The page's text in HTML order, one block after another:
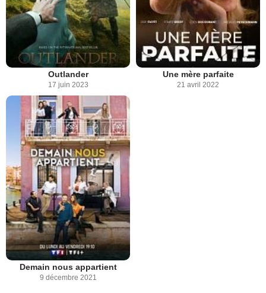
Outlander
17 juin 2023
Une mère parfaite
21 avril 2022
Demain nous appartient
9 décembre 2021